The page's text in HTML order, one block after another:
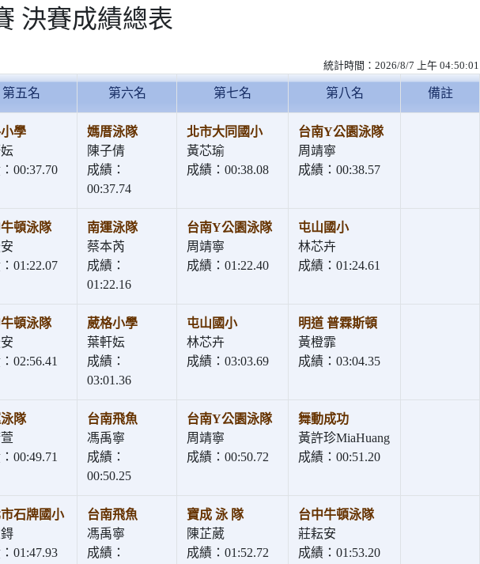
決賽成績總表
統計時間：2026/8/7 上午 04:50:01
第五名 第六名 第七名 第八名 備註
學
00:37.70
媽厝泳隊
陳子倩
成績：
00:37.74
北市大同國小
黃芯瑜
成績：00:38.08
台南Y公園泳隊
周靖寧
成績：00:38.57
頓泳隊
01:22.07
南運泳隊
蔡本芮
成績：
01:22.16
台南Y公園泳隊
周靖寧
成績：01:22.40
屯山國小
林芯卉
成績：01:24.61
頓泳隊
02:56.41
葳格小學
葉軒妘
成績：
03:01.36
屯山國小
林芯卉
成績：03:03.69
明道 普霖斯頓
黃橙霏
成績：03:04.35
隊
00:49.71
台南飛魚
馮禹寧
成績：
00:50.25
台南Y公園泳隊
周靖寧
成績：00:50.72
舞動成功
黃許珍MiaHuang
成績：00:51.20
石牌國小
01:47.93
台南飛魚
馮禹寧
成績：
寶成 泳 隊
陳芷葳
成績：01:52.72
台中牛頓泳隊
莊耘安
成績：01:53.20